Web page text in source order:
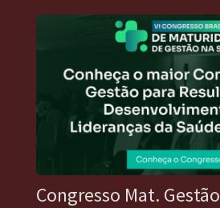
Congresso Mat. Gestão